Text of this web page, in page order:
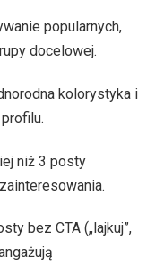
popularnych,
docelowej.
kolorystyka i
niż 3 posty
bez CTA („lajkuj”,